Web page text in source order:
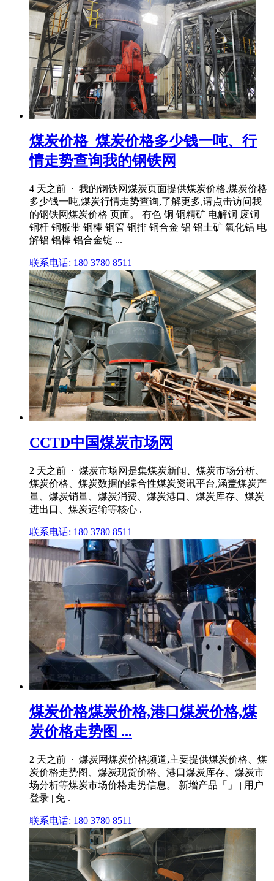
煤炭价格_煤炭价格多少钱一吨、行
情走势查询我的钢铁网
4 天之前 · 我的钢铁网煤炭页面提供煤炭价格,煤炭价格
多少钱一吨,煤炭行情走势查询,了解更多,请点击访问我
的钢铁网煤炭价格 页面。 有色 铜 铜精矿 电解铜 废铜
铜杆 铜板带 铜棒 铜管 铜排 铜合金 铝 铝土矿 氧化铝 电
解铝 铝棒 铝合金锭 ...
联系电话: 180 3780 8511
CCTD中国煤炭市场网
2 天之前 · 煤炭市场网是集煤炭新闻、煤炭市场分析、
煤炭价格、煤炭数据的综合性煤炭资讯平台,涵盖煤炭产
量、煤炭销量、煤炭消费、煤炭港口、煤炭库存、煤炭
进出口、煤炭运输等核心 .
联系电话: 180 3780 8511
煤炭价格煤炭价格,港口煤炭价格,煤
炭价格走势图 ...
2 天之前 · 煤炭网煤炭价格频道,主要提供煤炭价格、煤
炭价格走势图、煤炭现货价格、港口煤炭库存、煤炭市
场分析等煤炭市场价格走势信息。 新增产品「」 | 用户
登录 | 免 .
联系电话: 180 3780 8511